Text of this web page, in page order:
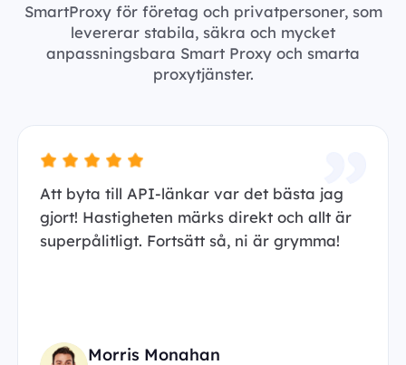
SmartProxy för företag och privatpersoner, som
levererar stabila, säkra och mycket
anpassningsbara Smart Proxy och smarta
proxytjänster.
Att byta till API-länkar var det bästa jag
gjort! Hastigheten märks direkt och allt är
superpålitligt. Fortsätt så, ni är grymma!
Morris Monahan